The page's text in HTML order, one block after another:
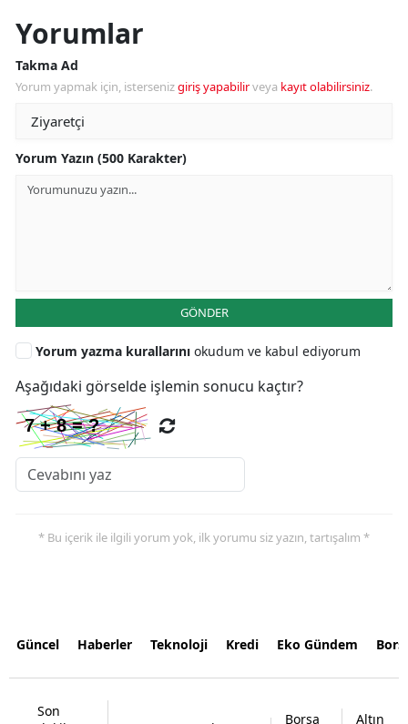
Yorumlar
Takma Ad
Yorum yapmak için, istersenizgiriş yapabilirveya kayıt olabilirsiniz.
Yorum Yazın (500 Karakter)
GÖNDER
Yorum yazma kurallarını okudum ve kabul ediyorum
Aşağıdaki görselde işlemin sonucu kaçtır?
* Bu içerik ile ilgili yorum yok, ilk yorumu siz yazın, tartışalım *
Güncel Haberler Teknoloji Kredi Eko Gündem
Son
Borsa Altın